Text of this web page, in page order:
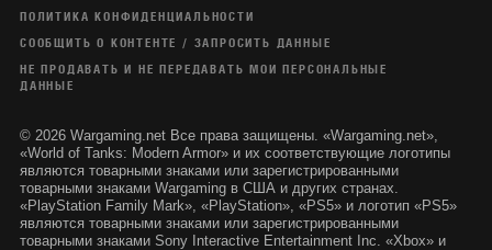
ПОЛИТИКА КОНФИДЕНЦИАЛЬНОСТИ
СООБЩИТЬ О КОНТЕНТЕ / ЗАПРОСИТЬ ДАННЫЕ
НЕ ПРОДАВАТЬ И НЕ ПЕРЕДАВАТЬ МОИ ПЕРСОНАЛЬНЫЕ
ДАННЫЕ
© 2026 Wargaming.net Все права защищены. «Wargaming.net»,
«World of Tanks: Modern Armor» и их соответствующие логотипы
являются товарными знаками или зарегистрированными
товарными знаками Wargaming в США и других странах.
«PlayStation Family Mark», «PlayStation», «PS5» и логотип «PS5»
являются товарными знаками или зарегистрированными
товарными знаками Sony Interactive Entertainment Inc. «Xbox» и